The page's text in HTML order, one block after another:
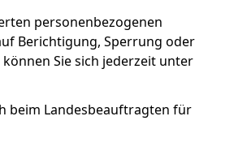
personenbezogenen
Berichtigung, Sperrung oder
Sie sich jederzeit unter
beim Landesbeauftragten für